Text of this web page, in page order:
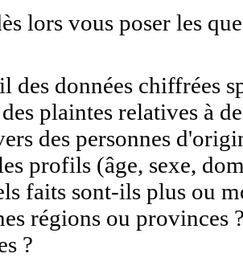
lors vous poser les
des données chiffrées
plaintes relatives à
des personnes
profils (âge, sexe,
faits sont-ils plus ou
régions ou provinces
?